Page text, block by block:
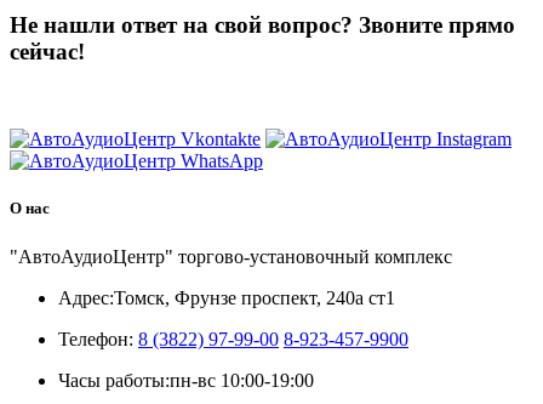
Не нашли ответ на свой вопрос? Звоните прямо
сейчас!
О нас
"АвтоАудиоЦентр" торгово-установочный комплекс
Адрес:Томск, Фрунзе проспект, 240а ст1
Телефон: 8 (3822) 97-99-00 8-923-457-9900
Часы работы:пн-вс 10:00-19:00